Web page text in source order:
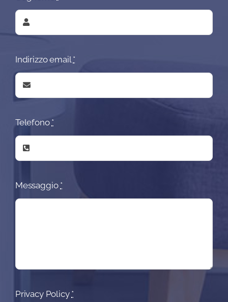
Indirizzo email*
Telefono *
Messaggio *
Privacy Policy *